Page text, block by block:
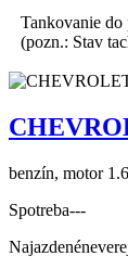
Tankovanie do
(pozn.: Stav
benzín, motor
Spotreba---
Najazdené